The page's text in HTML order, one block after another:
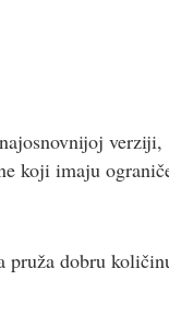
verziji,
koji imaju
pruža dobru